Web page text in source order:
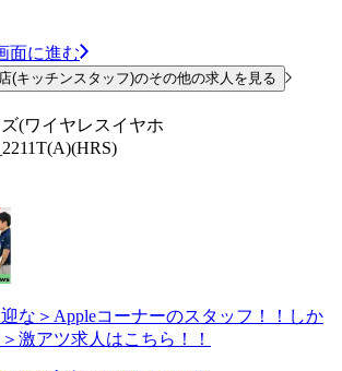
面に進む
(キッチンスタッフ)のその他の求人を見る
(ワイヤレスイヤホ
な＞Appleコーナーのスタッフ！！しか
激アツ求人はこちら！！